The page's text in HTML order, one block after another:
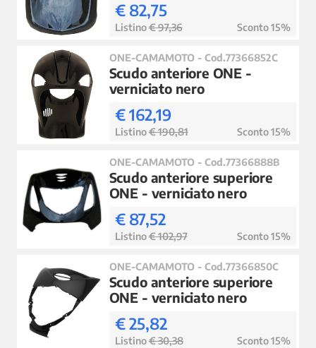
€ 82,75
Listino€ 97,36 Sconto 15%
ONE-CAMAMOTO - Cod.77366852C
Scudo anteriore ONE -
verniciato nero
€ 162,19
Listino€ 190,81 Sconto 15%
ONE-CAMAMOTO - Cod.77366888B
Scudo anteriore superiore
ONE - verniciato nero
€ 87,52
Listino€ 102,97 Sconto 15%
ONE-CAMAMOTO - Cod.77366850C
Scudo anteriore superiore
ONE - verniciato nero
€ 25,82
Listino€ 30,38 Sconto 15%